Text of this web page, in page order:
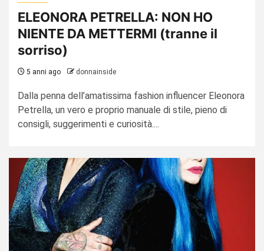
ELEONORA PETRELLA: NON HO
NIENTE DA METTERMI (tranne il
sorriso)
5 anni ago donnainside
Dalla penna dell’amatissima fashion influencer Eleonora
Petrella, un vero e proprio manuale di stile, pieno di
consigli, suggerimenti e curiosità....